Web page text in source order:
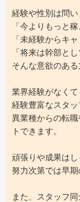
経験や性別は問い
「今よりもっと稼
「未経験からキ
「将来は幹部と
そんな意欲のある
業界経験がなくて
経験豊富なスタッ
異業種からの転
トできます。
頑張りや成果はし
努力次第では早
また、スタッフ